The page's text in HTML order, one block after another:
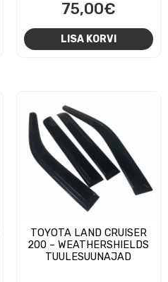
75,00€
LISA KORVI
TOYOTA LAND CRUISER
200 – WEATHERSHIELDS
TUULESUUNAJAD